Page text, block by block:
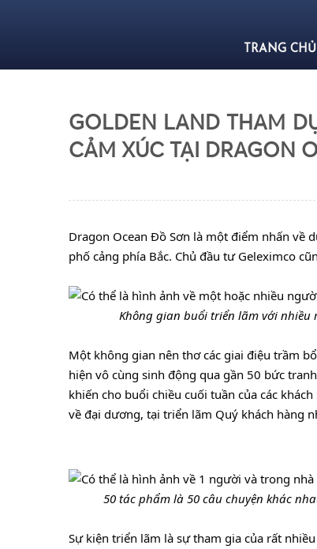
TRANG CHỦ
GOLDEN LAND THAM
CẢM XÚC TẠI DRAGON
Dragon Ocean Đồ Sơn là một điểm nhấn về
phố cảng phía Bắc. Chủ đầu tư Geleximco
Không gian buổi triển lãm với
Một không gian nên thơ các giai điệu trầm
hiện vô cùng sinh động qua gần 50 bức
khiến cho buổi chiều cuối tuần của các
về đại dương, tại triển lãm Quý khách hàng
50 tác phẩm là 50 câu chuyện khác
Sự kiện triển lãm là sự tham gia của rất